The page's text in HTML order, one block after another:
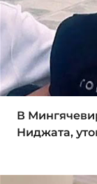
В
Ниджата,